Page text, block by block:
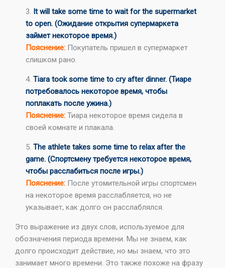
3. It will take some time to wait for the supermarket
to open. (Ожидание открытия супермаркета
займет некоторое время.)
Пояснение:Покупатель пришел в супермаркет
слишком рано.
4. Tiara took some time to cry after dinner. (Тиаре
потребовалось некоторое время, чтобы
поплакать после ужина.)
Пояснение:Тиара некоторое время сидела в
своей комнате и плакала.
5. The athlete takes some time to relax after the
game. (Спортсмену требуется некоторое время,
чтобы расслабиться после игры.)
Пояснение:После утомительной игры спортсмен
на некоторое время расслабляется, но не
указывает, как долго он расслаблялся.
Это выражение из двух слов, используемое для
обозначения периода времени. Мы не знаем, как
долго происходит действие, но мы знаем, что это
занимает много времени. Это также похоже на фразу